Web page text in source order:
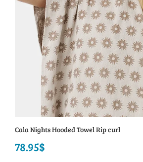
Cala Nights Hooded Towel Rip curl
78.95$